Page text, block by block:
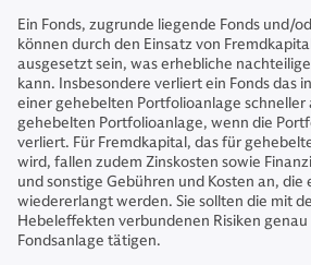
Ein Fonds, zugrunde liegende Fonds und/
können durch den Einsatz von
ausgesetzt sein, was erhebliche
kann. Insbesondere verliert ein Fonds das
einer gehebelten Portfolioanlage schneller
gehebelten Portfolioanlage, wenn die
verliert. Für Fremdkapital, das für
wird, fallen zudem Zinskosten sowie
und sonstige Gebühren und Kosten an, die
wiedererlangt werden. Sie sollten die mit
Hebeleffekten verbundenen Risiken genau
Fondsanlage tätigen.